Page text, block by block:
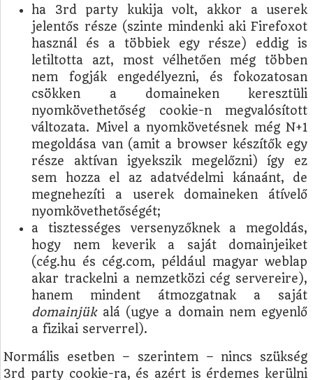
ha 3rd party kukija volt, akkor a userek
jelentős része (szinte mindenki aki Firefoxot
használ és a többiek egy része) eddig is
letiltotta azt, most vélhetően még többen
nem fogják engedélyezni, és fokozatosan
csökken a domaineken keresztüli
nyomkövethetőség cookie-n megvalósított
változata. Mivel a nyomkövetésnek még N+1
megoldása van (amit a browser készítők egy
része aktívan igyekszik megelőzni) így ez
sem hozza el az adatvédelmi kánaánt, de
megnehezíti a userek domaineken átívelő
nyomkövethetőségét;
a tisztességes versenyzőknek a megoldás,
hogy nem keverik a saját domainjeiket
(cég.hu és cég.com, például magyar weblap
akar trackelni a nemzetközi cég servereire),
hanem mindent átmozgatnak a saját
domainjükalá (ugye a domain nem egyenlő
a fizikai serverrel).
Normális esetben – szerintem – nincs szükség
3rd party cookie-ra, és azért is érdemes kerülni